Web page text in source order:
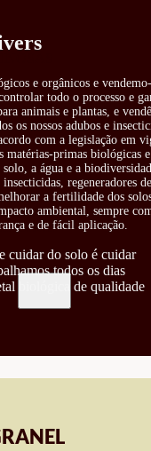
e orgânicos e
todo o processo e
animais e plantas, e
os nossos adubos e
com a legislação em
primas biológicas e
solo, a água e a
regeneradores
a fertilidade dos
ambiental, sempre
e de fácil aplicação.
cuidar do solo é cuidar
todos os dias
biológica de qualidade